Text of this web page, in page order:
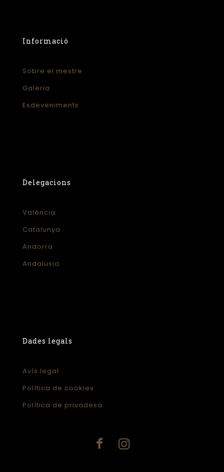
Informació
Sobre el mestre
Galeria
Esdeveniments
Delegacions
València
Catalunya
Andorra
Andalusia
Dades legals
Avís legal
Política de cookies
Política de privadesa